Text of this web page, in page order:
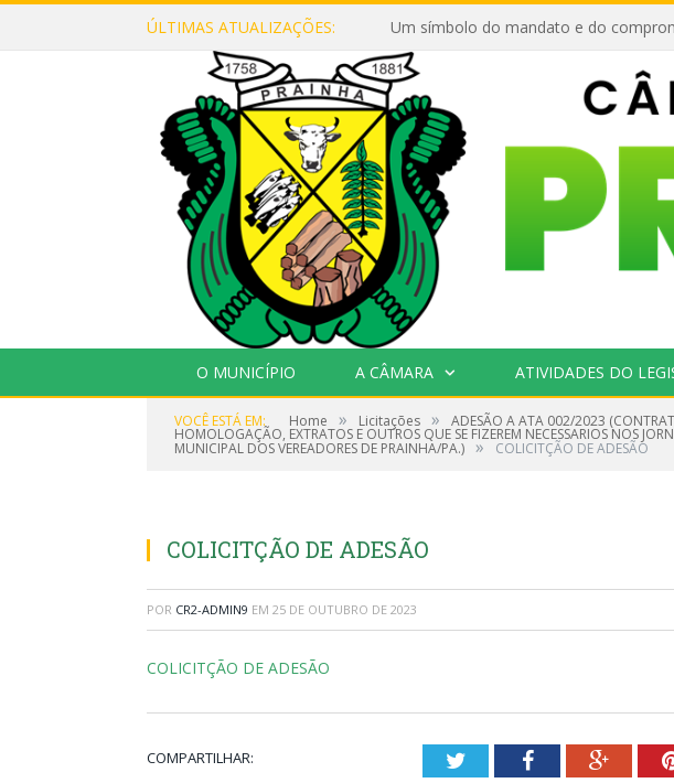
ÚLTIMAS ATUALIZAÇÕES: Um símbolo do mandato e do
O MUNICÍPIO A CÂMARA ATIVIDADES DO
VOCÊ ESTÁ EM: Home » Licitações » ADESÃO A ATA 002/2023
HOMOLOGAÇÃO, EXTRATOS E OUTROS QUE SE FIZEREM NECESSARIOS NOS
MUNICIPAL DOS VEREADORES DE PRAINHA/PA.) » COLICITÇÃO DE ADESÃO
COLICITÇÃO DE ADESÃO
POR CR2-ADMIN9 EM 25 DE OUTUBRO DE 2023
COLICITÇÃO DE ADESÃO
COMPARTILHAR: TwitterFacebook